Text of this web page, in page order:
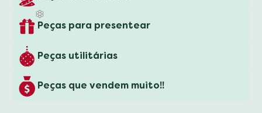
Peças para presentear
Peças utilitárias
Peças que vendem muito!!